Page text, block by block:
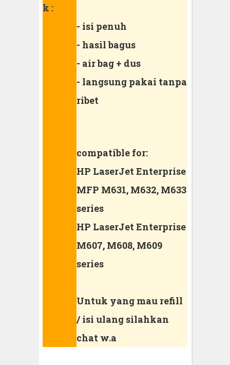
k :
- isi penuh
- hasil bagus
- air bag + dus
- langsung pakai tanpa
ribet
compatible for:
HP LaserJet Enterprise
MFP M631, M632, M633
series
HP LaserJet Enterprise
M607, M608, M609
series
Untuk yang mau refill
/ isi ulang silahkan
chat w.a